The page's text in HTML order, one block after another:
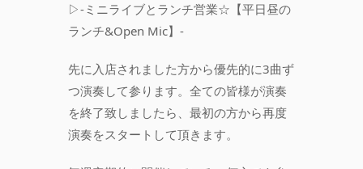
▷-ミニライブとランチ営業☆【平日昼の
ランチ&Open Mic】-
先に入店されました方から優先的に3曲ず
つ演奏して参ります。全ての皆様が演奏
を終了致しましたら、最初の方から再度
演奏をスタートして頂きます。